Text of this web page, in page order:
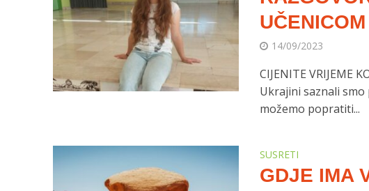
14/09/2023
CIJENITE VRIJEME
Ukrajini saznali
možemo popratiti...
SUSRETI
GDJE IMA